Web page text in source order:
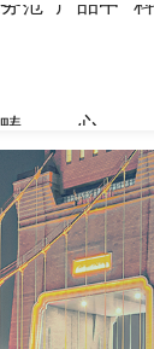
生
范
畴
生
产品中
心
生
生
生
生